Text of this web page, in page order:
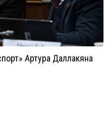
Артура Даллакяна